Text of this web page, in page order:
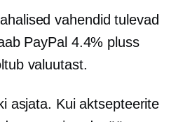
vahendid tulevad
PayPal 4.4% pluss
valuutast.
asjata. Kui aktsepteerite